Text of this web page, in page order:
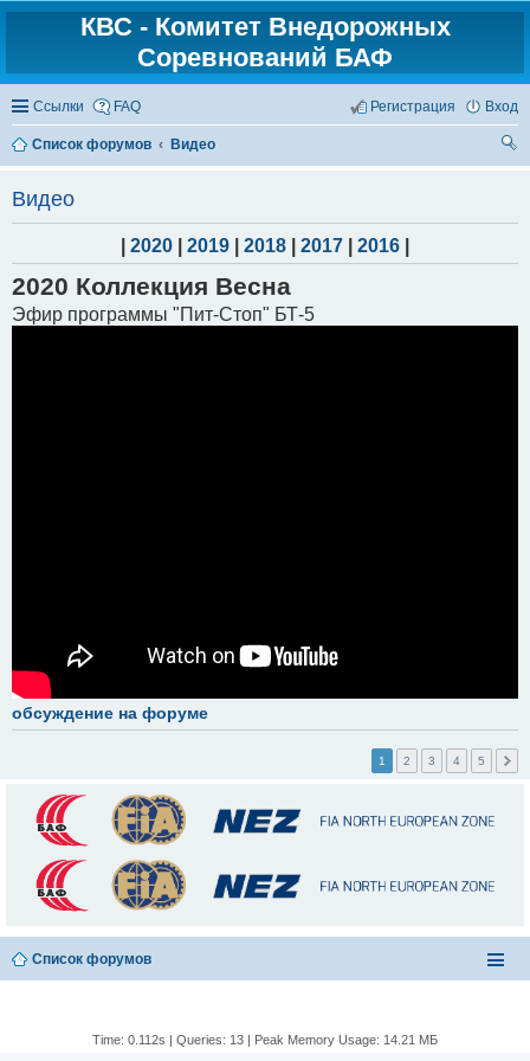
КВС - Комитет Внедорожных
Соревнований БАФ
Ссылки FAQ Вход
Регистрация
Список форумов
Видео
Видео
2020 2019 2018 2017 2016
2020 Коллекция Весна
Эфир программы "Пит-Стоп" БТ-5
обсуждение на форуме
1 2 3 4 5
Список форумов
Time: 0.112s Queries: 13 | Peak Memory Usage: 14.21 МБ